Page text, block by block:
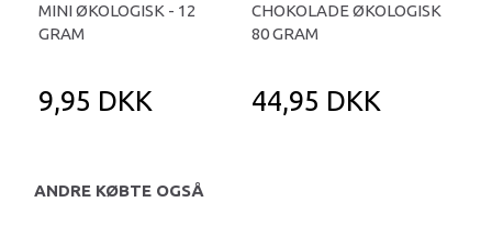
MINI ØKOLOGISK - 12
GRAM
9,95 DKK
CHOKOLADE ØKOLOGISK
80 GRAM
44,95 DKK
ANDRE KØBTE OGSÅ